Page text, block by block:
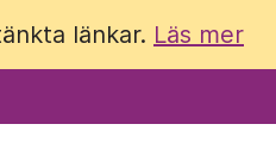
länkar. Läs mer
länkar. Läs mer